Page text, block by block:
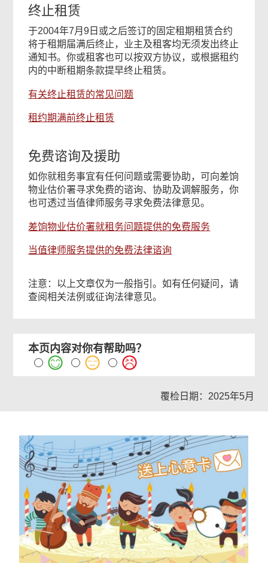
终止租赁
于2004年7月9日或之后签订的固定租期租赁合约
将于租期届满后终止，业主及租客均无须发出终止
通知书。你或租客也可以按双方协议，或根据租约
内的中断租期条款提早终止租赁。
有关终止租赁的常见问题
租约期满前终止租赁
免费谘询及援助
如你就租务事宜有任何问题或需要协助，可向差饷
物业估价署寻求免费的谘询、协助及调解服务，你
也可透过当值律师服务寻求免费法律意见。
差饷物业估价署就租务问题提供的免费服务
当值律师服务提供的免费法律谘询
注意：以上文章仅为一般指引。如有任何疑问，请
查阅相关法例或征询法律意见。
本页内容对你有帮助吗？
覆检日期：2025年5月